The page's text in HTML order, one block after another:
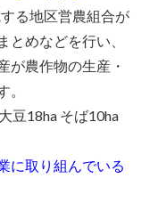
る地区営農組合が
とめなどを行い、
が農作物の生産・
。
18ha そば10ha
に取り組んでいる